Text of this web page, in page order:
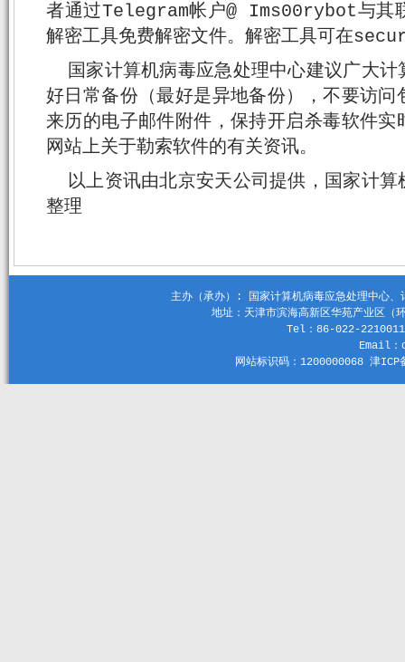
者通过Telegram帐户@ Ims00rybot与其
解密工具免费解密文件。解密工具可在
国家计算机病毒应急处理中心建议广大
好日常备份（最好是异地备份），不要访
来历的电子邮件附件，保持开启杀毒软件
网站上关于勒索软件的有关资讯。
以上资讯由北京安天公司提供，国家计
整理
主办（承办）: 国家计算机病毒应急处理中心
地址：天津市滨海高新区华苑产业区
Tel：86-022-
Email
网站标识码：1200000068 津